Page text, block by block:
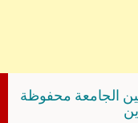
الجامعة محفوظة